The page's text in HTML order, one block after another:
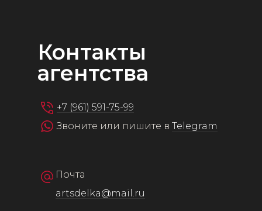
Контакты
агентства
+7 (961) 591-75-99
Звоните или пишите в Telegram
Почта
artsdelka@mail.ru